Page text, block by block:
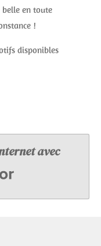
belle en toute
!
disponibles
avec